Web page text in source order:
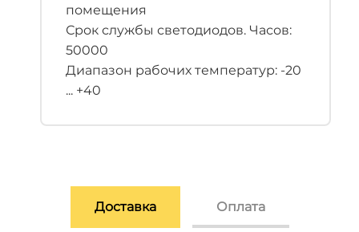
помещения
Срок службы светодиодов. Часов:
50000
Диапазон рабочих температур: -20
... +40
Доставка Оплата